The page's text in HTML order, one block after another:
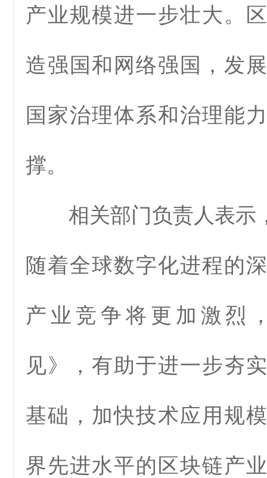
产业规模进一步壮大。
造强国和网络强国，发
国家治理体系和治理能
撑。
相关部门负责人表示
随着全球数字化进程的
产业竞争将更加激烈
见》，有助于进一步夯
基础，加快技术应用规
界先进水平的区块链产